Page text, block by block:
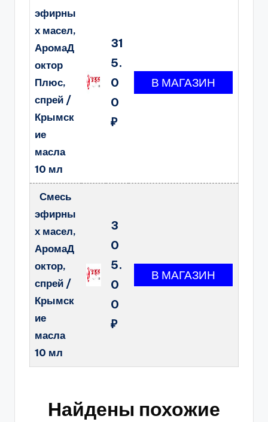
эфирны
х масел,
АромаД
октор
Плюс,
спрей /
Крымск
ие
масла
10 мл
31
5.
0
0
₽
Смесь
эфирны
х масел,
АромаД
октор,
спрей /
Крымск
ие
масла
10 мл
3
0
5.
0
0
₽
Найдены похожие